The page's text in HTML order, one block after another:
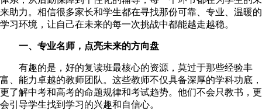
来助力。相信很多家长和学生都在寻找那份可靠、专业、温暖的
学习环境，让自己在未来的每一次挑战中都能越走越稳。
一、专业名师，点亮未来的方向盘
有趣的是，好的复读班最核心的资源，莫过于那些经验丰
富、能力卓越的教师团队。这些教师不仅具备深厚的学科功底，
更了解中考和高考的命题规律和考试趋势。他们不会只教书，更
会引导学生找到学习的兴趣和自信心。